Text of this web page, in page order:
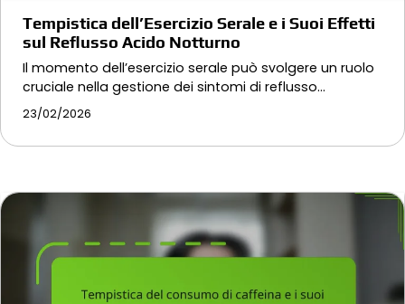
Tempistica dell’Esercizio Serale e i Suoi Effetti
sul Reflusso Acido Notturno
Il momento dell’esercizio serale può svolgere un ruolo
cruciale nella gestione dei sintomi di reflusso…
23/02/2026